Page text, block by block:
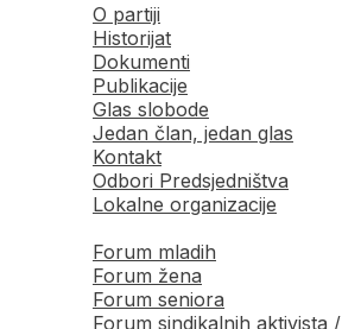
O partiji
Historijat
Dokumenti
Publikacije
Glas slobode
Jedan član, jedan glas
Kontakt
Odbori Predsjedništva
Lokalne organizacije
Forum mladih
Forum žena
Forum seniora
Forum sindikalnih aktivista /